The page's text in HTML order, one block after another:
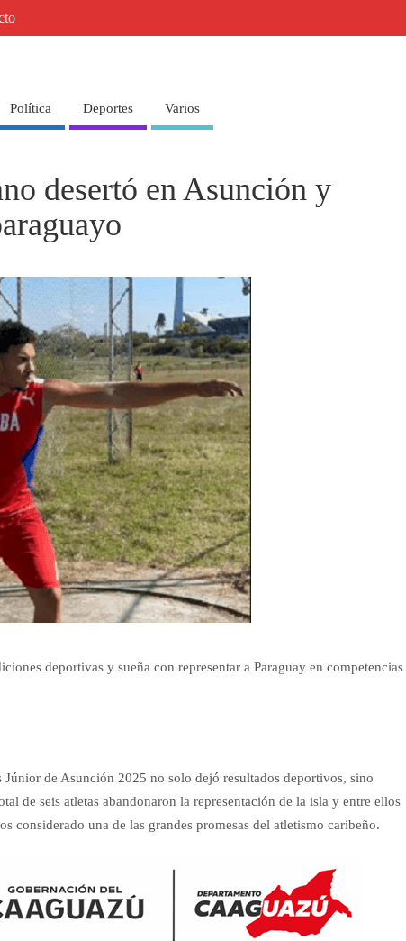
Política Deportes Varios
desertó en Asunción y
deportivas y sueña con representar a Paraguay en competencias
Júnior de Asunción 2025 no solo dejó resultados deportivos, sino
de seis atletas abandonaron la representación de la isla y entre ellos
considerado una de las grandes promesas del atletismo caribeño.